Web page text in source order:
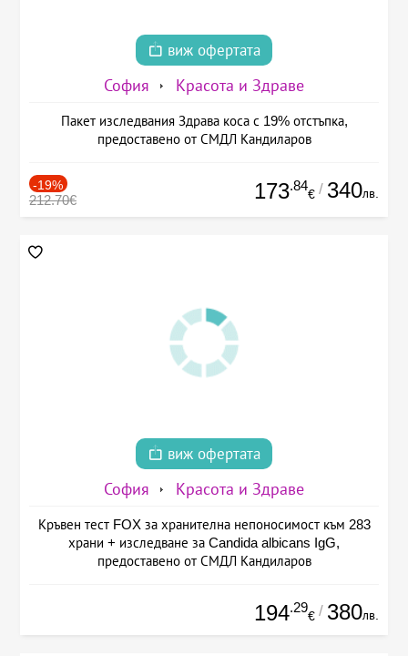
виж офертата
София Красота и Здраве
Пакет изследвания Здрава коса с 19% отстъпка,
предоставено от СМДЛ Кандиларов
-19%
212.70€ 173.84
€ / 340лв.
виж офертата
София Красота и Здраве
Кръвен тест FOX за хранителна непоносимост към 283
храни + изследване за Candida albicans IgG,
предоставено от СМДЛ Кандиларов
194.29
€ / 380лв.